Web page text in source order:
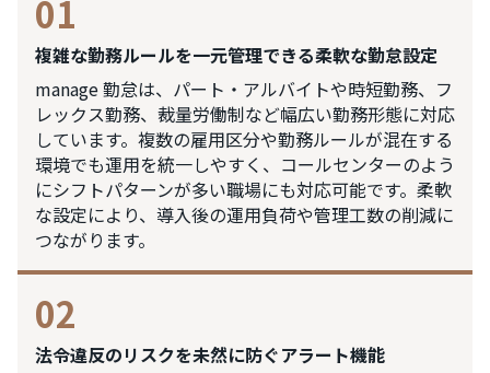
01
複雑な勤務ルールを一元管理できる柔軟な勤怠設定
manage 勤怠は、パート・アルバイトや時短勤務、フ
レックス勤務、裁量労働制など幅広い勤務形態に対応
しています。複数の雇用区分や勤務ルールが混在する
環境でも運用を統一しやすく、コールセンターのよう
にシフトパターンが多い職場にも対応可能です。柔軟
な設定により、導入後の運用負荷や管理工数の削減に
つながります。
02
法令違反のリスクを未然に防ぐアラート機能